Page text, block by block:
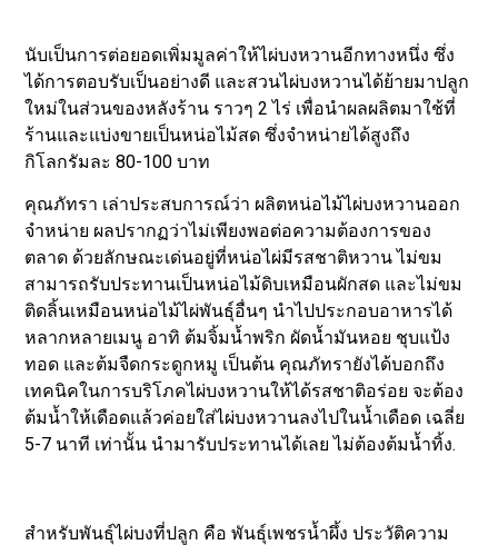
นับเป็นการต่อยอดเพิ่มมูลค่าให้ไผ่บงหวานอีกทางหนึ่ง ซึ่ง
ได้การตอบรับเป็นอย่างดี และสวนไผ่บงหวานได้ย้ายมาปลูก
ใหม่ในส่วนของหลังร้าน ราวๆ 2 ไร่ เพื่อนำผลผลิตมาใช้ที่
ร้านและแบ่งขายเป็นหน่อไม้สด ซึ่งจำหน่ายได้สูงถึง
กิโลกรัมละ 80-100 บาท
คุณภัทรา เล่าประสบการณ์ว่า ผลิตหน่อไม้ไผ่บงหวานออก
จำหน่าย ผลปรากฏว่าไม่เพียงพอต่อความต้องการของ
ตลาด ด้วยลักษณะเด่นอยู่ที่หน่อไผ่มีรสชาติหวาน ไม่ขม
สามารถรับประทานเป็นหน่อไม้ดิบเหมือนผักสด และไม่ขม
ติดลิ้นเหมือนหน่อไม้ไผ่พันธุ์อื่นๆ นำไปประกอบอาหารได้
หลากหลายเมนู อาทิ ต้มจิ้มน้ำพริก ผัดน้ำมันหอย ชุบแป้ง
ทอด และต้มจืดกระดูกหมู เป็นต้น คุณภัทรายังได้บอกถึง
เทคนิคในการบริโภคไผ่บงหวานให้ได้รสชาติอร่อย จะต้อง
ต้มน้ำให้เดือดแล้วค่อยใส่ไผ่บงหวานลงไปในน้ำเดือด เฉลี่ย
5-7 นาที เท่านั้น นำมารับประทานได้เลย ไม่ต้องต้มน้ำทิ้ง.
สำหรับพันธุ์ไผ่บงที่ปลูก คือ พันธุ์เพชรน้ำผึ้ง ประวัติความ